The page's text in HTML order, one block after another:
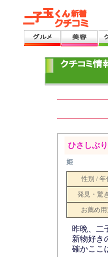
ひさしぶ
姫
性別 / 年
発見・驚
お薦め用
昨晩、二
新物好き
確かここ